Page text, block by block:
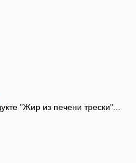
"Жир из печени трески"...